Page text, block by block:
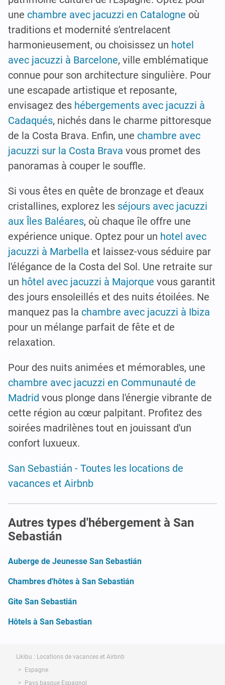
une chambre avec jacuzzi en Catalogne où
traditions et modernité s'entrelacent
harmonieusement, ou choisissez un hotel
avec jacuzzi à Barcelone, ville emblématique
connue pour son architecture singulière. Pour
une escapade artistique et reposante,
envisagez des hébergements avec jacuzzi à
Cadaqués, nichés dans le charme pittoresque
de la Costa Brava. Enfin, une chambre avec
jacuzzi sur la Costa Brava vous promet des
panoramas à couper le souffle.
Si vous êtes en quête de bronzage et d'eaux
cristallines, explorez les séjours avec jacuzzi
aux Îles Baléares, où chaque île offre une
expérience unique. Optez pour un hotel avec
jacuzzi à Marbella et laissez-vous séduire par
l'élégance de la Costa del Sol. Une retraite sur
un hôtel avec jacuzzi à Majorque vous garantit
des jours ensoleillés et des nuits étoilées. Ne
manquez pas la chambre avec jacuzzi à Ibiza
pour un mélange parfait de fête et de
relaxation.
Pour des nuits animées et mémorables, une
chambre avec jacuzzi en Communauté de
Madrid vous plonge dans l'énergie vibrante de
cette région au cœur palpitant. Profitez des
soirées madrilènes tout en jouissant d'un
confort luxueux.
San Sebastián - Toutes les locations de
vacances et Airbnb
Autres types d'hébergement à San
Sebastián
Auberge de Jeunesse San Sebastián
Chambres d'hôtes à San Sebastián
Gite San Sebastián
Hôtels à San Sebastian
Likibu : Locations de vacances et Airbnb
Espagne
Pays basque Espagnol